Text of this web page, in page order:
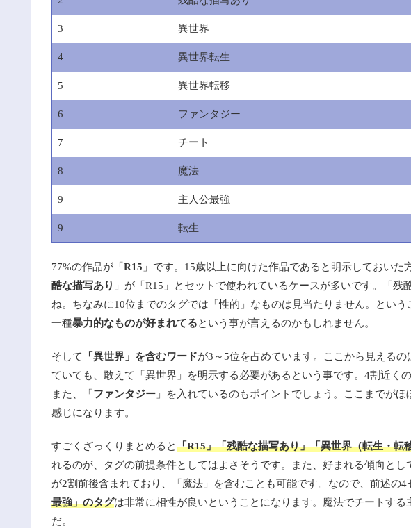
3 異世界
4 異世界転生
5 異世界転移
6 ファンタジー
7 チート
8 魔法
9 主人公最強
9 転生
77%の作品が「 R15 」です。15歳以上に向けた作品であると明示しておいた
酷な描写あり 」が「R15」とセットで使われているケースが多いです。「残
ね。ちなみに10位までのタグでは「性的」なものは見当たりません。という
一種暴力的なものが好まれてるという事が言えるのかもしれません。
そして 「異世界」を含むワードが3～5位を占めています。ここから見える
ていても、敢えて「異世界」を明示する必要があるという事です。4割近く
また、「 ファンタジー 」を入れているのもポイントでしょう。ここまでが
感じになります。
すごくざっくりまとめると「R15」「残酷な描写あり」「異世界（転生・転
れるのが、タグの前提条件としてはよさそうです。また、好まれる傾向と
が2割前後含まれており、「魔法」を含むことも可能です。なので、前述の4
最強」のタグは非常に相性が良いということになります。魔法でチートする
だ。